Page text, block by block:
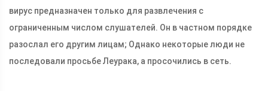
вирус предназначен только для развлечения с
ограниченным числом слушателей. Он в частном порядке
разослал его другим лицам; Однако некоторые люди не
последовали просьбе Леурака, а просочились в сеть.